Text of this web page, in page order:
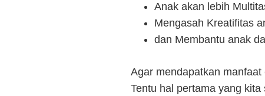
Anak akan lebih
Mengasah Kreatifitas
dan Membantu anak
Agar mendapatkan
Tentu hal pertama yang